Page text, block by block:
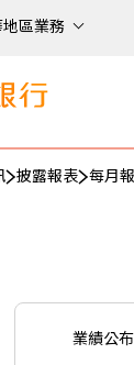
區業務
披露報表 每月
業績公